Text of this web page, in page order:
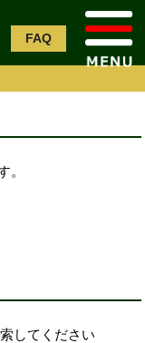
FAQ
。
してください